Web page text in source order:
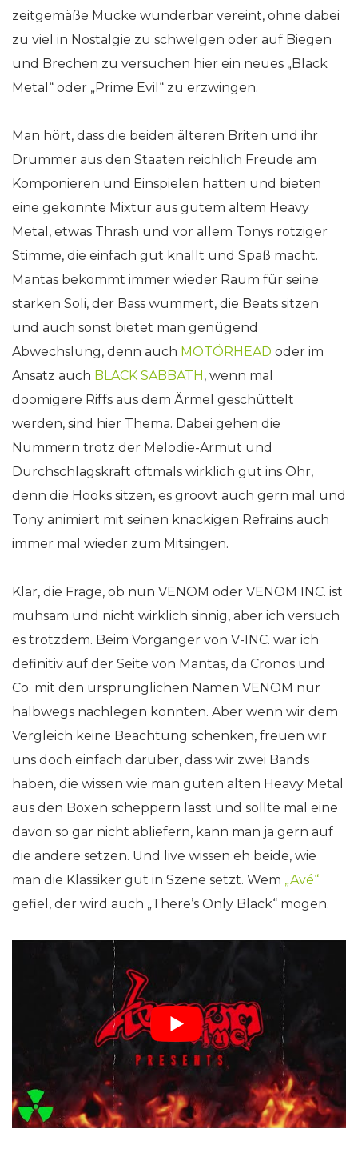
zeitgemäße Mucke wunderbar vereint, ohne dabei
zu viel in Nostalgie zu schwelgen oder auf Biegen
und Brechen zu versuchen hier ein neues „Black
Metal“ oder „Prime Evil“ zu erzwingen.
Man hört, dass die beiden älteren Briten und ihr
Drummer aus den Staaten reichlich Freude am
Komponieren und Einspielen hatten und bieten
eine gekonnte Mixtur aus gutem altem Heavy
Metal, etwas Thrash und vor allem Tonys rotziger
Stimme, die einfach gut knallt und Spaß macht.
Mantas bekommt immer wieder Raum für seine
starken Soli, der Bass wummert, die Beats sitzen
und auch sonst bietet man genügend
Abwechslung, denn auch MOTÖRHEAD oder im
Ansatz auch BLACK SABBATH, wenn mal
doomigere Riffs aus dem Ärmel geschüttelt
werden, sind hier Thema. Dabei gehen die
Nummern trotz der Melodie-Armut und
Durchschlagskraft oftmals wirklich gut ins Ohr,
denn die Hooks sitzen, es groovt auch gern mal und
Tony animiert mit seinen knackigen Refrains auch
immer mal wieder zum Mitsingen.
Klar, die Frage, ob nun VENOM oder VENOM INC. ist
mühsam und nicht wirklich sinnig, aber ich versuch
es trotzdem. Beim Vorgänger von V-INC. war ich
definitiv auf der Seite von Mantas, da Cronos und
Co. mit den ursprünglichen Namen VENOM nur
halbwegs nachlegen konnten. Aber wenn wir dem
Vergleich keine Beachtung schenken, freuen wir
uns doch einfach darüber, dass wir zwei Bands
haben, die wissen wie man guten alten Heavy Metal
aus den Boxen scheppern lässt und sollte mal eine
davon so gar nicht abliefern, kann man ja gern auf
die andere setzen. Und live wissen eh beide, wie
man die Klassiker gut in Szene setzt. Wem „Avé“
gefiel, der wird auch „There’s Only Black“ mögen.